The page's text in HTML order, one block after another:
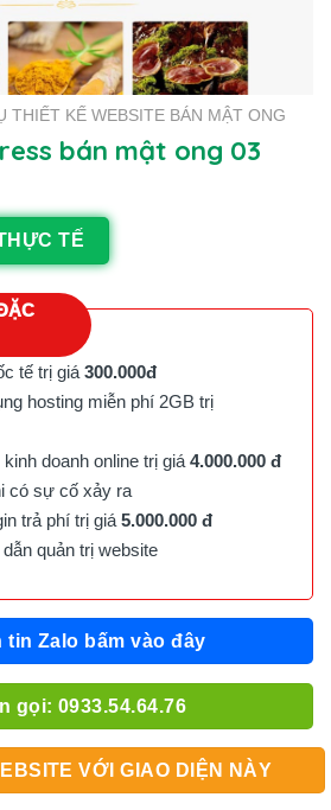
THIẾT KẾ WEBSITE BÁN MẬT ONG
bán mật ong 03
TẾ
tế trị giá 300.000đ
hosting miễn phí 2GB trị
doanh online trị giá 4.000.000 đ
có sự cố xảy ra
trả phí trị giá 5.000.000 đ
quản trị website
tin Zalo bấm vào đây
gọi: 0933.54.64.76
VỚI GIAO DIỆN NÀY